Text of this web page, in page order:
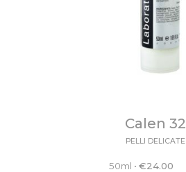
Calen 32
PELLI DELICATE
50ml •€24.00